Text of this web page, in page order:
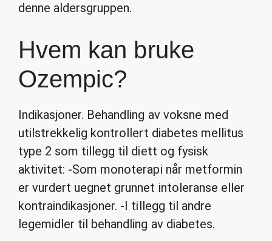
denne aldersgruppen.
Hvem kan bruke
Ozempic?
Indikasjoner. Behandling av voksne med
utilstrekkelig kontrollert diabetes mellitus
type 2 som tillegg til diett og fysisk
aktivitet: -Som monoterapi når metformin
er vurdert uegnet grunnet intoleranse eller
kontraindikasjoner. -I tillegg til andre
legemidler til behandling av diabetes.